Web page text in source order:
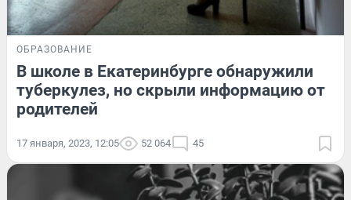
ОБРАЗОВАНИЕ
В школе в Екатеринбурге обнаружили
туберкулез, но скрыли информацию от
родителей
17 января, 2023, 12:05 52 064 45